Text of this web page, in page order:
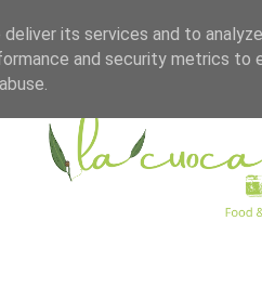
its services and to
and security metrics to